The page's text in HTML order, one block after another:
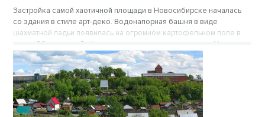
Застройка самой хаотичной площади в Новосибирске началась
со здания в стиле арт-деко. Водонапорная башня в виде
шахматной ладьи появилась на огромном картофельном поле в
конце 30-х годов. Сейчас стильное здание на площади Маркса
спрятано за хрущевками, его хорошо видно только с высоких
точек обзора. Впрочем, с окружением Башне никогда не везло.
Сначала вокруг была картошка, которую сажали жители
окрестных деревень, затем возникли пятиэтажки, а после
зашумела пестрая барахолка на площади Маркса. Публикуется
повторно в цикле «Лучшие материалы VN.RU за 2023 год».